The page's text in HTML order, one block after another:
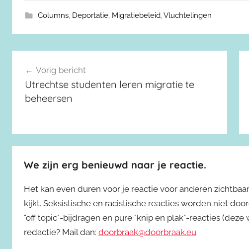
Columns, Deportatie, Migratiebeleid,Vluchtelingen
Berichtnavigatie
Vorig bericht
Utrechtse studenten leren migratie te
beheersen
We zijn erg benieuwd naar je reactie.
Het kan even duren voor je reactie voor anderen
kijkt. Seksistische en racistische reacties worden niet
"off topic"-bijdragen en pure "knip en plak"-reacties
redactie? Mail dan: doorbraak@doorbraak.eu